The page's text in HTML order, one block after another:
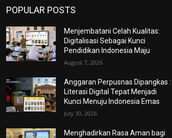
POPULAR POSTS
Menjembatani Celah Kualitas:
Digitalisasi Sebagai Kunci
Pendidikan Indonesia Maju
August 7, 2026
Anggaran Perpusnas Dipangkas :
Literasi Digital Tepat Menjadi
Kunci Menuju Indonesia Emas
July 30, 2026
Menghadirkan Rasa Aman bagi